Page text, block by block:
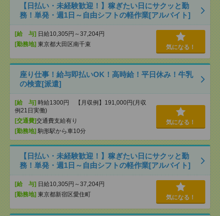
【日払い・未経験歓迎！】稼ぎたい日にサクッと勤
務！単発・週1日～自由シフトの軽作業[アルバイト]
[給 与] 日給10,305円～37,204円
[勤務地] 東京都大田区南千束 気になる！
座り仕事！給与即払いOK！高時給！平日休み！牛乳
の検査[派遣]
[給 与] 時給1300円 【月収例】191,000円(月収
例21日実働)
[交通費]交通費支給有り
[勤務地] 駒形駅から車10分
気になる！
【日払い・未経験歓迎！】稼ぎたい日にサクッと勤
務！単発・週1日～自由シフトの軽作業[アルバイト]
[給 与] 日給10,305円～37,204円
[勤務地] 東京都新宿区愛住町 気になる！